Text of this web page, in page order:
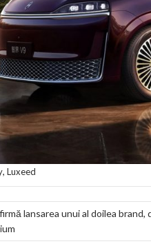
, Luxeed
lansarea unui al doilea brand,